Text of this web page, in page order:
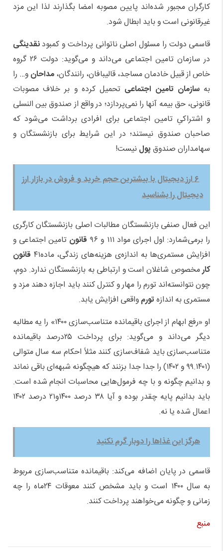
کارگران مجبور شده‌اند پایین مصوبه امضا بگذارند لذا این مزد
غیرقانونی است و باید ابطال شود.
قاسمی دولت را مسئول اصلی ناتوانی پرداخت و کمبودنقدینگی
در سازمان تامین اجتماعی می‌داند و می‌گوید: دولت ۲۶ گروه
خاص از قبیل خادمان مساجد، قالیبافان، رانندگان،مداحانو… را
بهسازمان تامین اجتماعی تحمیل کرده و بر خلاف مصوبات
قانونی، حق بیمه آنها را نمی‌پردازد؛ در واقع از صندوق بین النسلی
و اشتراکیِ تامین اجتماعی برای افرادی برداشت می‌شود که
صاحبان صندوق نیستند؛ در این شرایط برای بازنشستگان و
سهامداران صندوق پولنیست!
۶ ارز دیجیتال با بیشترین حجم خرید و فروش در بازار ارز
دیجیتال را بشناسید
این فعال صنفی بازنشستگان مطالبات اصلی بازنشستگان کارگری
را برمی‌شمارد: اول اجرای مواد ۱۱۱ و ۹۶
قانون تامین اجتماعی و
افزایش مستمری‌ها به اندازه‌ی هزینه‌های زندگی، ماده۴۱
قانون
کارمخصوص شاغلان است و ارتباطی به بازنشستگان ندارد. دوم،
چون نتوانسته‌اند تورم را مهار و کنترل کنند باید اجازه دهند مزد و
مستمری به اندازهتورمواقعی افزایش یابد.
او «رفع ابهام از اجرای باقیمانده متناسب‌سازی ۱۴۰۰» را یه مطالبه
دیگر می‌داند و می‌گوید: برای پرداخت ۲۵درصد باقیمانده
متناسب‌سازی باید شفاف‌سازی کنند مثلاً احکام سه سال متوالی
(۹۹.۱۴۰۱ و ۱۴۰۲) را جدا جدا بزنند که هیچگونه شبهه‌ای باقی نماند
و بدانیم چگونه و با چه فرمول‌هایی محاسبات انجام شده است.
باید بدانیم پایه چقدر بوده و آیا ۳۸ درصد ۱۴۰۰و۲۱ درصد ۱۴۰۲
اعمال شده یا نه.
هرگز این غذاها را دوبار گرم نکنید
قاسمی در پایان اضافه می‌کند: باقیمانده متناسب‌سازی مربوط
به سال ۱۴۰۰ است و باید مشخص کنند معوقات ۲۴ماه را چه
زمانی و چگونه می‌خواهند پرداخت کنند.
منبع